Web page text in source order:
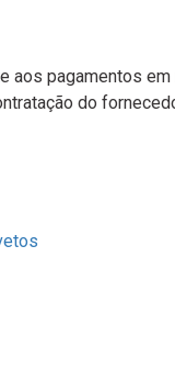
aos pagamentos
do